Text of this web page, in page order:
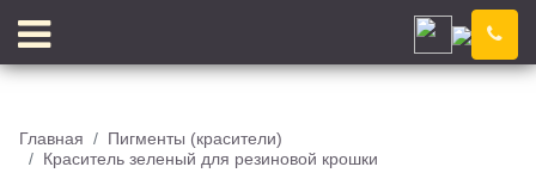
Чебоксары
Блог
Главная
Пигменты (красители)
Краситель зеленый для резиновой крошки